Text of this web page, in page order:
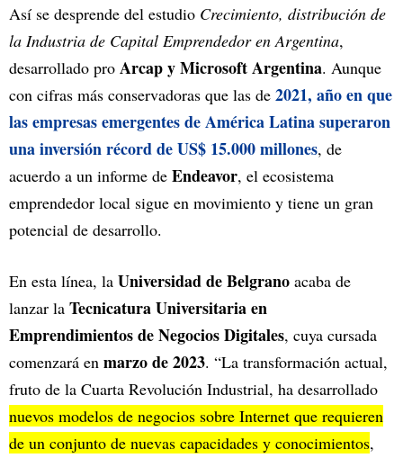
Así se desprende del estudio Crecimiento, distribución de
la Industria de Capital Emprendedor en Argentina,
desarrollado pro Arcap y Microsoft Argentina. Aunque
con cifras más conservadoras que las de 2021, año en que
las empresas emergentes de América Latina superaron
una inversión récord de US$ 15.000 millones, de
acuerdo a un informe de Endeavor, el ecosistema
emprendedor local sigue en movimiento y tiene un gran
potencial de desarrollo.
En esta línea, la Universidad de Belgrano acaba de
lanzar la Tecnicatura Universitaria en
Emprendimientos de Negocios Digitales, cuya cursada
comenzará en marzo de 2023. “La transformación actual,
fruto de la Cuarta Revolución Industrial, ha desarrollado
nuevos modelos de negocios sobre Internet que requieren
de un conjunto de nuevas capacidades y conocimientos,